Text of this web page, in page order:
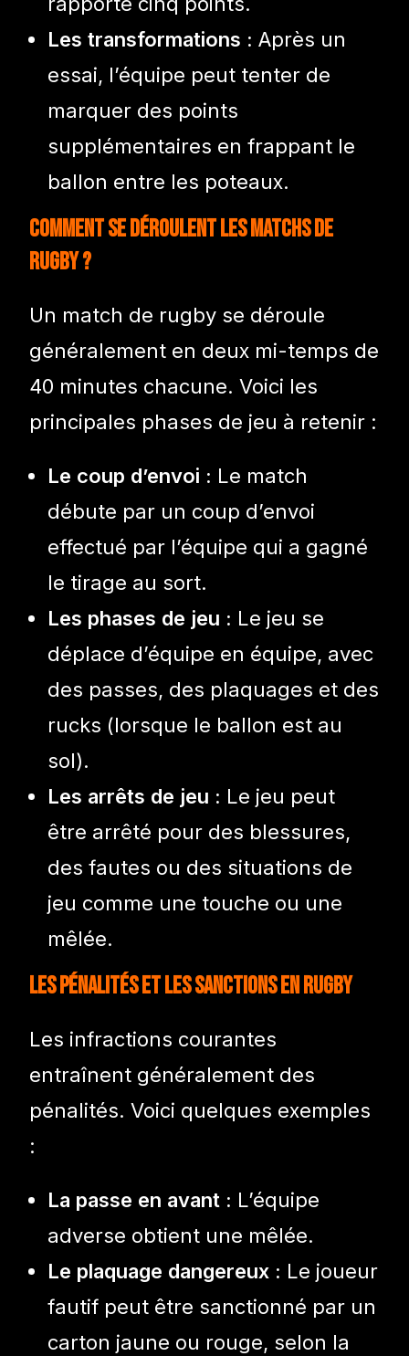
Les transformations : Après un
essai, l’équipe peut tenter de
marquer des points
supplémentaires en frappant le
ballon entre les poteaux.
Comment se déroulent les matchs de
rugby ?
Un match de rugby se déroule
généralement en deux mi-temps de
40 minutes chacune. Voici les
principales phases de jeu à retenir :
Le coup d’envoi : Le match
débute par un coup d’envoi
effectué par l’équipe qui a gagné
le tirage au sort.
Les phases de jeu : Le jeu se
déplace d’équipe en équipe, avec
des passes, des plaquages et des
rucks (lorsque le ballon est au
sol).
Les arrêts de jeu : Le jeu peut
être arrêté pour des blessures,
des fautes ou des situations de
jeu comme une touche ou une
mêlée.
Les pénalités et les sanctions en rugby
Les infractions courantes
entraînent généralement des
pénalités. Voici quelques exemples
:
La passe en avant : L’équipe
adverse obtient une mêlée.
Le plaquage dangereux : Le joueur
fautif peut être sanctionné par un
carton jaune ou rouge, selon la